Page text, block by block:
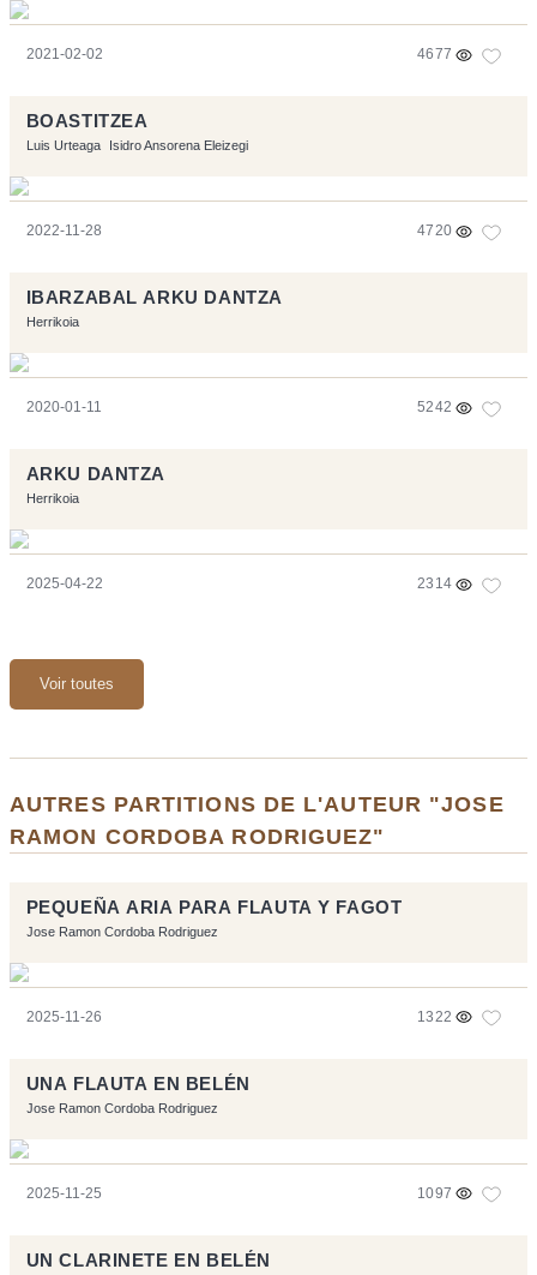
2021-02-02 4677
BOASTITZEA
Luis Urteaga Isidro Ansorena Eleizegi
2022-11-28 4720
IBARZABAL ARKU DANTZA
Herrikoia
2020-01-11 5242
ARKU DANTZA
Herrikoia
2025-04-22 2314
Voir toutes
AUTRES PARTITIONS DE L'AUTEUR "JOSE
RAMON CORDOBA RODRIGUEZ"
PEQUEÑA ARIA PARA FLAUTA Y FAGOT
Jose Ramon Cordoba Rodriguez
2025-11-26 1322
UNA FLAUTA EN BELÉN
Jose Ramon Cordoba Rodriguez
2025-11-25 1097
UN CLARINETE EN BELÉN